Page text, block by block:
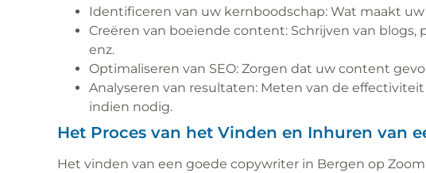
Identificeren van uw kernboodschap: Wat maakt
Creëren van boeiende content: Schrijven van
enz.
Optimaliseren van SEO: Zorgen dat uw content
Analyseren van resultaten: Meten van de
indien nodig.
Het Proces van het Vinden en Inhuren van
Het vinden van een goede copywriter in Bergen op